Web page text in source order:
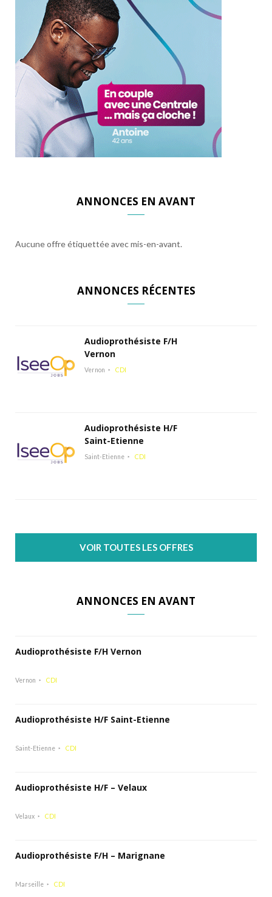
ANNONCES EN AVANT
Aucune offre étiquettée avec mis-en-avant.
ANNONCES RÉCENTES
Audioprothésiste F/H
Vernon
Vernon CDI
Audioprothésiste H/F
Saint-Etienne
Saint-Etienne CDI
VOIR TOUTES LES OFFRES
ANNONCES EN AVANT
Audioprothésiste F/H Vernon
Vernon CDI
Audioprothésiste H/F Saint-Etienne
Saint-Etienne CDI
Audioprothésiste H/F – Velaux
Velaux CDI
Audioprothésiste F/H – Marignane
Marseille CDI